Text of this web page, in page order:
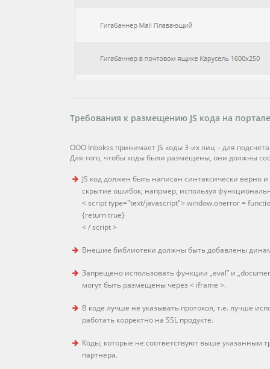
Требования к размещению JS кода на
ООО Inbokss принимает JS коды 3-их лиц – для
Для того, чтобы коды были размещены, они должны
JS код должен быть написан синтаксически
скрытие ошибок, напрмер, используя
< script type="text/javascript"> window.onerror =
{return true}
< / script >
Внешие библиотеки должны быть добавлены
Запрещено использовать функции „eval” и
могут быть размещены через < iframe >.
В коде лучше не указывать протокол, т.е. лучше
работать корректно на SSL продукте.
Коды, которые не соответствуют выше указанным
партнера.